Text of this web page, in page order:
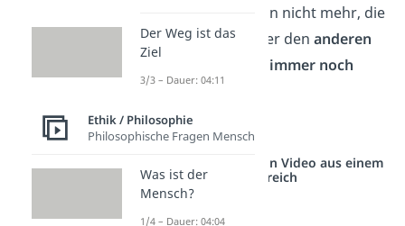
vertraust nur der Person nicht mehr, die
dich enttäuscht hat. Aber den anderen
immer noch
Vertrauen.
Doch woran liegt das?
Studyflix vernetzt: Hier ein Video aus einem
anderen Bereich
Der Weg ist das
Ziel
3/3 – Dauer: 04:11
Ethik / Philosophie
Philosophische Fragen Mensch
Was ist der
Mensch?
1/4 – Dauer: 04:04